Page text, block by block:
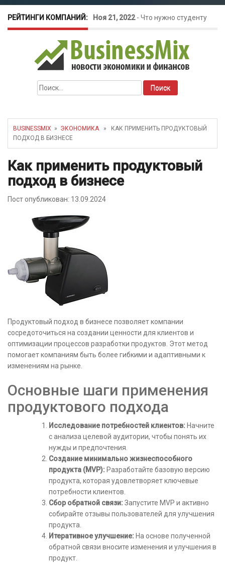
РЕЙТИНГИ КОМПАНИЙ: Ноя 21, 2022- Что нужно студенту
для открытия бизнеса?
Окт 26, 2022-Телефония для
amoCRM: лучшие инструменты для
бизнеса
как защитить свой бизнес?
Найти:
BUSINESSMIX » ЭКОНОМИКА» КАК ПРИМЕНИТЬ ПРОДУКТОВЫЙ
ПОДХОД В БИЗНЕСЕ
Как применить продуктовый
подход в бизнесе
Пост опубликован: 13.09.2024
Продуктовый подход в бизнесе позволяет компании
сосредоточиться на создании ценности для клиентов и
оптимизации процессов разработки продуктов. Этот метод
помогает компаниям быть более гибкими и адаптивными к
изменениям на рынке.
Основные шаги применения
продуктового подхода
Исследование потребностей клиентов: Начните
с анализа целевой аудитории, чтобы понять их
нужды и предпочтения.
Создание минимально жизнеспособного
продукта (MVP): Разработайте базовую версию
продукта, которая удовлетворяет ключевые
потребности клиентов.
Сбор обратной связи: Запустите MVP и активно
собирайте отзывы пользователей для улучшения
продукта.
Итеративное улучшение: На основе полученной
обратной связи вносите изменения и улучшения в
продукт.